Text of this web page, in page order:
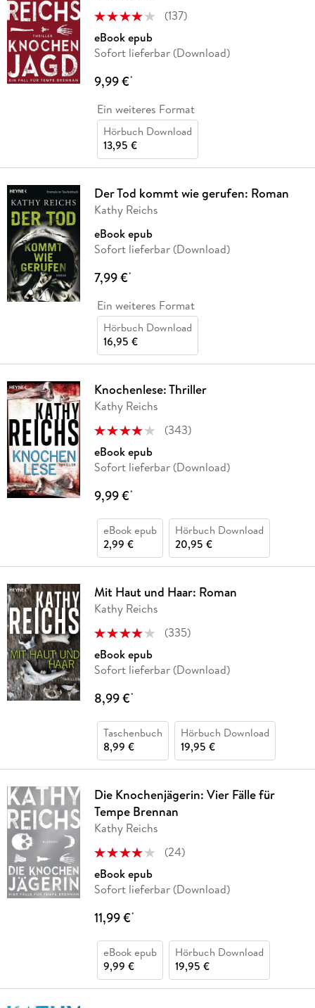
(137)
eBook epub
Sofort lieferbar (Download)
9,99 €*
Ein weiteres Format
Hörbuch Download
13,95 €
Der Tod kommt wie gerufen: Roman
Kathy Reichs
eBook epub
Sofort lieferbar (Download)
7,99 €*
Ein weiteres Format
Hörbuch Download
16,95 €
Knochenlese: Thriller
Kathy Reichs
(343)
eBook epub
Sofort lieferbar (Download)
9,99 €*
eBook epub
2,99 €
Hörbuch Download
20,95 €
Mit Haut und Haar: Roman
Kathy Reichs
(335)
eBook epub
Sofort lieferbar (Download)
8,99 €*
Taschenbuch
8,99 €
Hörbuch Download
19,95 €
Die Knochenjägerin: Vier Fälle für
Tempe Brennan
Kathy Reichs
(24)
eBook epub
Sofort lieferbar (Download)
11,99 €*
eBook epub
9,99 €
Hörbuch Download
19,95 €